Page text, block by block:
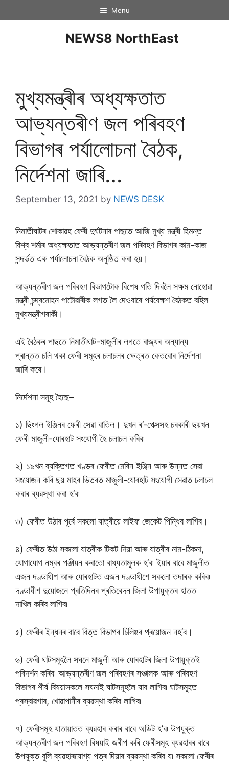
Menu
NEWS8 NorthEast
মুখ্যমন্ত্ৰীৰ অধ্যক্ষতাত
আভ্যন্তৰীণ জল পৰিবহণ
বিভাগৰ পৰ্যালোচনা বৈঠক,
নিৰ্দেশনা জাৰি…
September 13, 2021 by NEWS DESK
নিমাতীঘাটৰ শোকাৱহ ফেৰী দুৰ্ঘটনাৰ পাছতে আজি মুখ্য মন্ত্ৰী হিমন্ত
বিশ্ব শৰ্মাৰ অধ্যক্ষতাত আভ্যন্তৰীণ জল পৰিবহণ বিভাগৰ কাম-কাজ
সন্দৰ্ভত এক পৰ্যালোচনা বৈঠক অনুষ্ঠিত কৰা হয়।
আভ্যন্তৰীণ জল পৰিবহণ বিভাগটোক বিশেষ গতি দিবলৈ সক্ষম নোহোৱা
মন্ত্ৰী চন্দ্ৰমোহন পাটোৱাৰীক লগত লৈ দেওবাৰে পৰ্যবেক্ষণ বৈঠকত বহিল
মুখ্যমন্ত্ৰীগৰাকী।
এই বৈঠকৰ পাছতে নিমাতীঘাট-মাজুলীৰ লগতে ৰাজ্যৰ অন্যান্য
প্ৰান্তত চলি থকা ফেৰী সমূহৰ চলাচলৰ ক্ষেত্ৰত কেতবোৰ নিৰ্দেশনা
জাৰি কৰে।
নিৰ্দেশনা সমূহ হৈছে–
১) ছিংগল ইঞ্জিনৰ ফেৰী সেৱা বাতিল। দুখন ৰ’-পেক্সসহ চৰকাৰী ছয়খন
ফেৰী মাজুলী-যোৰহাট সংযোগী হৈ চলাচল কৰিব৷
২) ১৯খন ব্যক্তিগত খণ্ডৰ ফেৰীত মেৰিন ইঞ্জিন আৰু উন্নত সেৱা
সংযোজন কৰি ছয় মাহৰ ভিতৰত মাজুলী-যোৰহাট সংযোগী সেৱাত চলাচল
কৰাৰ ব্যৱস্থা কৰা হ’ব৷
৩) ফেৰীত উঠাৰ পূৰ্বে সকলো যাত্ৰীয়ে লাইফ জেকেট পিন্ধিব লাগিব।
৪) ফেৰীত উঠা সকলো যাত্ৰীক টিকট দিয়া আৰু যাত্ৰীৰ নাম-ঠিকনা,
যোগাযোগ নম্বৰ পঞ্জীয়ন কৰাতো বাধ্যতামূলক হ’ব৷ ইয়াৰ বাবে মাজুলীত
এজন দণ্ডাধীশ আৰু যোৰহাটত এজন দণ্ডাধীশে সকলো তদাৰক কৰিব৷
দণ্ডাধীশ দুয়োজনে প্ৰতিদিনৰ প্ৰতিবেদন জিলা উপায়ুক্তৰ হাতত
দাখিল কৰিব লাগিব৷
৫) ফেৰীৰ ইন্ধনৰ বাবে বিত্ত বিভাগৰ চিলিঙৰ প্ৰয়োজন নহ’ব।
৬) ফেৰী ঘাটসমূহলৈ সঘনে মাজুলী আৰু যোৰহাটৰ জিলা উপায়ুক্তই
পৰিদৰ্শন কৰিব৷ আভ্যন্তৰীণ জল পৰিবহণৰ সঞ্চালক আৰু পৰিবহণ
বিভাগৰ শীৰ্ষ বিষয়াসকলে সঘনাই ঘাটসমূহলৈ যাব লাগিব৷ ঘাটসমূহত
প্ৰস্বাৱগাৰ, খোৱাপানীৰ ব্যৱস্থা কৰিব লাগিব৷
৭) ফেৰীসমূহ যাতায়াতত ব্যৱহাৰ কৰাৰ বাবে অডিট হ’ব৷ উপযুক্ত
আভ্যন্তৰীণ জল পৰিবহণ বিষয়াই জৰীপ কৰি ফেৰীসমূহ ব্যৱহাৰৰ বাবে
উপযুক্ত বুলি ব্যৱহাৰযোগ্য পত্ৰ দিয়াৰ ব্যৱস্থা কৰিব য৷ সকলো ফেৰীৰ